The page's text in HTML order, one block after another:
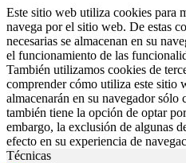
Este sitio web utiliza cookies para
navega por el sitio web. De estas
necesarias se almacenan en su
el funcionamiento de las
También utilizamos cookies de
comprender cómo utiliza este sitio
almacenarán en su navegador sólo
también tiene la opción de optar
embargo, la exclusión de algunas
efecto en su experiencia de
Técnicas